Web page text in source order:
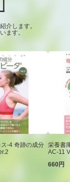
介します。
ます。
-4 奇跡の成分 栄養書
AC-11
660円